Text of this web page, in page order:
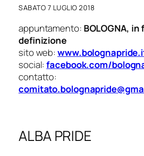
SABATO 7 LUGLIO 2018
appuntamento: BOLOGNA, in
definizione
sito web:
social:facebook.com/
contatto:
ALBA PRIDE